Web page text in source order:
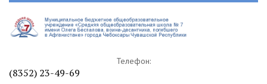
Телефон:
(8352) 23-49-69